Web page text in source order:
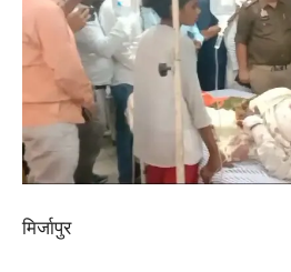
मिर्जापुर